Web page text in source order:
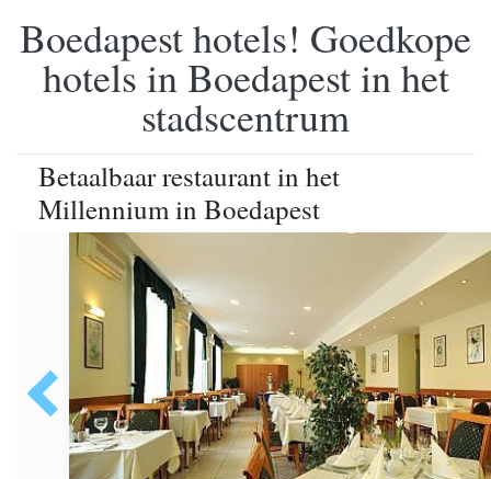
Boedapest hotels! Goedkope
hotels in Boedapest in het
stadscentrum
Betaalbaar restaurant in het
Millennium in Boedapest